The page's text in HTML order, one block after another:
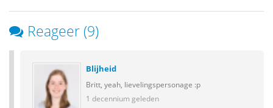
Reageer (9)
Blijheid
Britt, yeah, lievelingspersonage :p
1 decennium geleden